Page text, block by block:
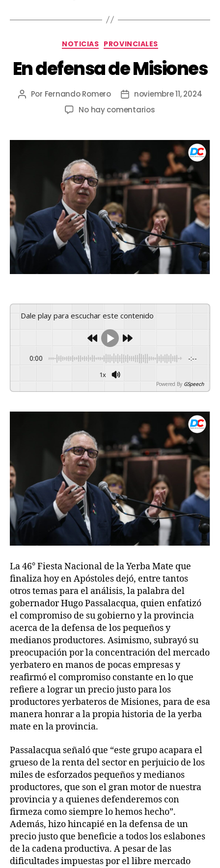
NOTICIAS PROVINCIALES
En defensa de Misiones
Por Fernando Romero
noviembre 11, 2024
No hay comentarios
Dale play para escuchar este contenido
0:00 -:--
1x
Powered By GSpeech
La 46° Fiesta Nacional de la Yerba Mate que
finaliza hoy en Apóstoles dejó, entre tantos
otros temas para el análisis, la palabra del
gobernador Hugo Passalacqua, quien enfatizó
el compromiso de su gobierno y la provincia
acerca de la defensa de los pequeños y
medianos productores. Asimismo, subrayó su
preocupación por la concentración del mercado
yerbatero en manos de pocas empresas y
reafirmó el compromiso constante en lo que
refiere a lograr un precio justo para los
productores yerbateros de Misiones, para de esa
manera honrar a la propia historia de la yerba
mate en la provincia.
Passalacqua señaló que “este grupo acapara el
grueso de la renta del sector en perjuicio de los
miles de esforzados pequeños y medianos
productores, que son el gran motor de nuestra
provincia y a quienes defenderemos con
firmeza como siempre lo hemos hecho”.
Además, hizo hincapié en la defensa de un
precio justo que beneficie a todos los eslabones
de la cadena productiva. A pesar de las
dificultades impuestas por el libre mercado